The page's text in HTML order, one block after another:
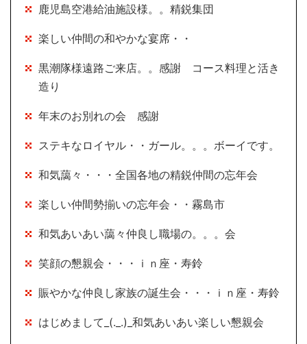
鹿児島空港給油施設様。。精鋭集団
楽しい仲間の和やかな宴席・・
黒潮隊様遠路ご来店。。感謝 コース料理と活き
造り
年末のお別れの会 感謝
ステキなロイヤル・・ガール。。。ボーイです。
和気藹々・・・全国各地の精鋭仲間の忘年会
楽しい仲間勢揃いの忘年会・・霧島市
和気あいあい藹々仲良し職場の。。。会
笑顔の懇親会・・・ｉｎ座・寿鈴
賑やかな仲良し家族の誕生会・・・ｉｎ座・寿鈴
はじめまして_(._.)_和気あいあい楽しい懇親会